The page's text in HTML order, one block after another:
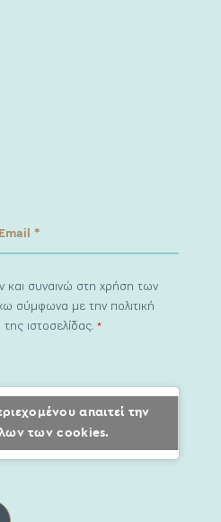
και συναινώ στη χρήση των
σύμφωνα με την πολιτική
ιστοσελίδας.*
απαιτεί την
των cookies.